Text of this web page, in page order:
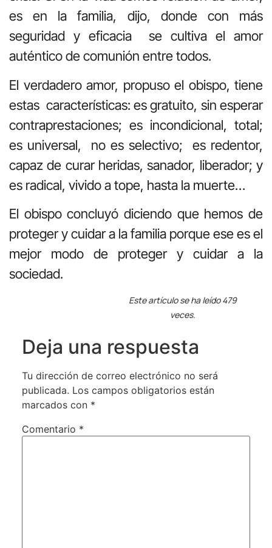
es en la familia, dijo, donde con más
seguridad y eficacia se cultiva el amor
auténtico de comunión entre todos.
El verdadero amor, propuso el obispo, tiene
estas características: es gratuito, sin esperar
contraprestaciones; es incondicional, total;
es universal, no es selectivo; es redentor,
capaz de curar heridas, sanador, liberador; y
es radical, vivido a tope, hasta la muerte…
El obispo concluyó diciendo que hemos de
proteger y cuidar a la familia porque ese es el
mejor modo de proteger y cuidar a la
sociedad.
Este artículo se ha leído 479
veces.
Deja una respuesta
Tu dirección de correo electrónico no será
publicada. Los campos obligatorios están
marcados con *
Comentario *